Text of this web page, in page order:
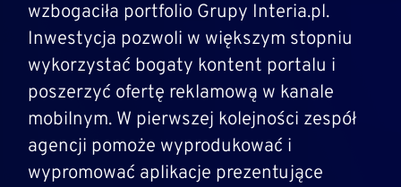
wzbogaciła portfolio Grupy Interia.pl.
Inwestycja pozwoli w większym stopniu
wykorzystać bogaty kontent portalu i
poszerzyć ofertę reklamową w kanale
mobilnym. W pierwszej kolejności zespół
agencji pomoże wyprodukować i
wypromować aplikacje prezentujące